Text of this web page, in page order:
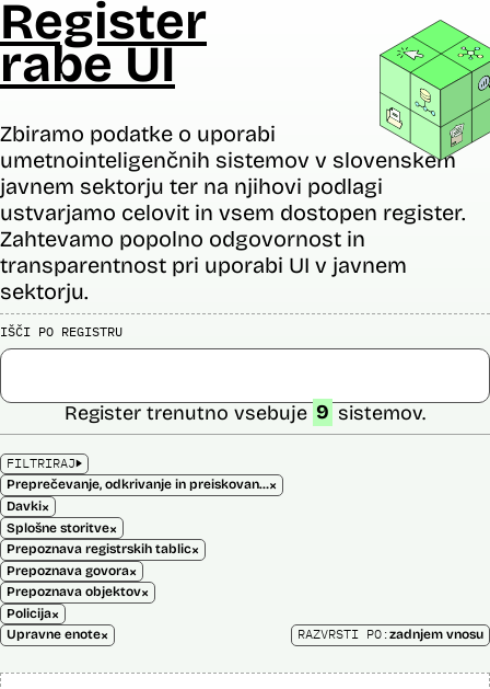
Register
rabe UI
Zbiramo podatke o uporabi
umetnointeligenčnih sistemov v slovenskem
javnem sektorju ter na njihovi podlagi
ustvarjamo celovit in vsem dostopen register.
Zahtevamo popolno odgovornost in
transparentnost pri uporabi UI v javnem
sektorju.
IŠČI PO REGISTRU
FILTRIRAJ
Preprečevanje, odkrivanje in preiskovanje kaznivih dejanj×
Davki×
Splošne storitve×
Prepoznava registrskih tablic×
Prepoznava govora×
Prepoznava objektov×
Policija×
Upravne enote×
Register trenutno vsebuje 9 sistemov.
RAZVRSTI PO:zadnjem vnosu